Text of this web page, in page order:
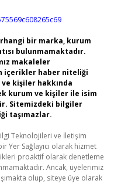
bir marka, kurum
bulunmamaktadır.
makaleler
içerikler haber niteliği
kişiler hakkında
kurum ve kişiler ile isim
Sitemizdeki bilgiler
taşımazlar.
Teknolojileri ve İletişim
Yer Sağlayıcı olarak hizmet
proaktif olarak denetleme
Ancak, üyelerimiz
olup, siteye üye olarak